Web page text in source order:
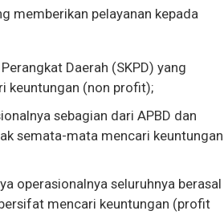
memberikan pelayanan kepada
Daerah (SKPD) yang
keuntungan (non profit);
sebagian dari APBD dan
semata-mata mencari keuntungan
operasionalnya seluruhnya berasal
mencari keuntungan (profit